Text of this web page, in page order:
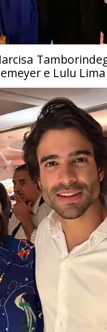
e Lulu Lima